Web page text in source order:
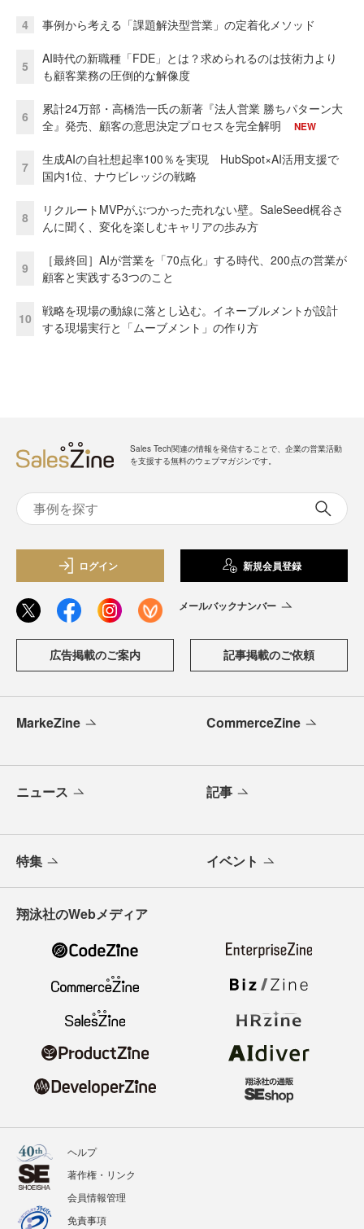
4 事例から考える「課題解決型営業」の定着化メソッド
5
AI時代の新職種「FDE」とは？求められるのは技術力より
も顧客業務の圧倒的な解像度
6
累計24万部・高橋浩一氏の新著『法人営業 勝ちパターン大
全』発売、顧客の意思決定プロセスを完全解明
NEW
7
生成AIの自社想起率100％を実現 HubSpot×AI活用支援で
国内1位、ナウビレッジの戦略
8
リクルートMVPがぶつかった売れない壁。SaleSeed梶谷さ
んに聞く、変化を楽しむキャリアの歩み方
9
［最終回］AIが営業を「70点化」する時代、200点の営業が
顧客と実践する3つのこと
10
戦略を現場の動線に落とし込む。イネーブルメントが設計
する現場実行と「ムーブメント」の作り方
Sales Tech関連の情報を発信することで、企業の営業活動
を支援する無料のウェブマガジンです。
ログイン 新規会員登録
メールバックナンバー
広告掲載のご案内 記事掲載のご依頼
MarkeZine CommerceZine
ニュース 記事
特集 イベント
翔泳社のWebメディア
ヘルプ
著作権・リンク
会員情報管理
免責事項